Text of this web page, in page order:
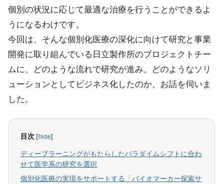
個別の状況に応じて最適な治療を行うことができるよ
うになるわけです。
今回は、そんな個別化医療の深化に向けて研究と事業
開発に取り組んでいる日立製作所のプロジェクトチー
ムに、どのような流れで研究が進み、どのようなソリ
ューションとしてビジネス化したのか、お話を伺いま
した。
目次 [hide]
ディープラーニングがもたらしたパラダイムシフトに合わ
せて医学系の研究を選択
個別化医療の実現をサポートする「バイオマーカー探索サ